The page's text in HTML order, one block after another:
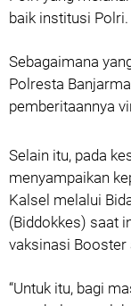
baik institusi Polri.
Sebagaimana
Polresta
pemberitaannya
Selain itu, pada
menyampaikan
Kalsel melalui
(Biddokkes) saat
vaksinasi Booster
“Untuk itu, bagi